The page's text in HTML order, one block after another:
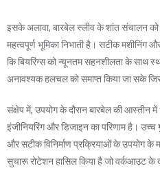
इसके अलावा, बारबेल स्लीव के शांत संचालन को
महत्वपूर्ण भूमिका निभाती है। सटीक
कि बियरिंग्स को न्यूनतम सहनशीलता के साथ
अनावश्यक हलचल को समाप्त किया जा सके
संक्षेप में, उपयोग के दौरान बारबेल की आस्तीन में
इंजीनियरिंग और डिजाइन का परिणाम है। उच्च
और सटीक विनिर्माण प्रक्रियाओं के उपयोग के
सुचारू रोटेशन हासिल किया है जो वर्कआउट के